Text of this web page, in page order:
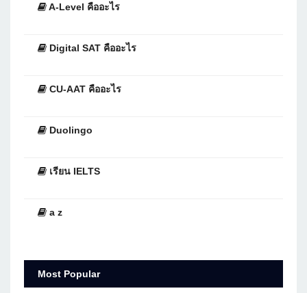
A-Level คืออะไร
Digital SAT คืออะไร
CU-AAT คืออะไร
Duolingo
เรียน IELTS
a z
Most Popular